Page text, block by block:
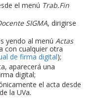
el menú Trab.Fin
SIGMA, dirigirse
yendo al menú Actas
con cualquier otra
de firma digital);
aparecerá una
digital;
el acta desde
de la UVa.